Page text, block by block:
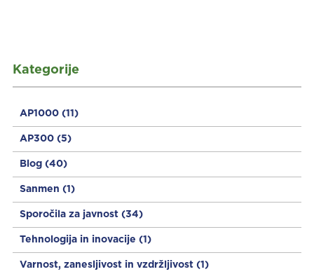
Kategorije
AP1000 (11)
AP300 (5)
Blog (40)
Sanmen (1)
Sporočila za javnost (34)
Tehnologija in inovacije (1)
Varnost, zanesljivost in vzdržljivost (1)